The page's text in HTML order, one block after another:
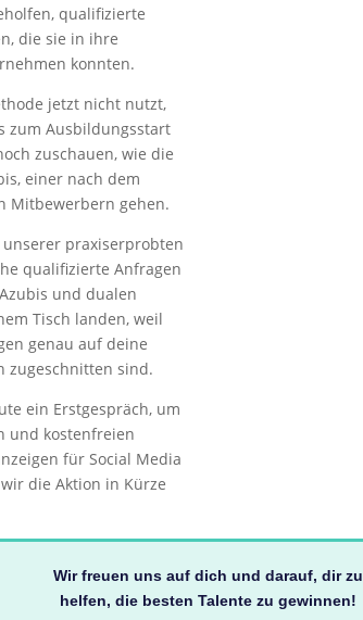
qualifizierte
die sie in ihre
konnten.
jetzt nicht nutzt,
zum Ausbildungsstart
zuschauen, wie die
einer nach dem
Mitbewerbern gehen.
praxiserprobten
qualifizierte Anfragen
und dualen
Tisch landen, weil
genau auf deine
zugeschnitten sind.
ein Erstgespräch, um
und kostenfreien
für Social Media
die Aktion in Kürze
Wir freuen uns auf dich und darauf, dir zu
helfen, die besten Talente zu gewinnen!